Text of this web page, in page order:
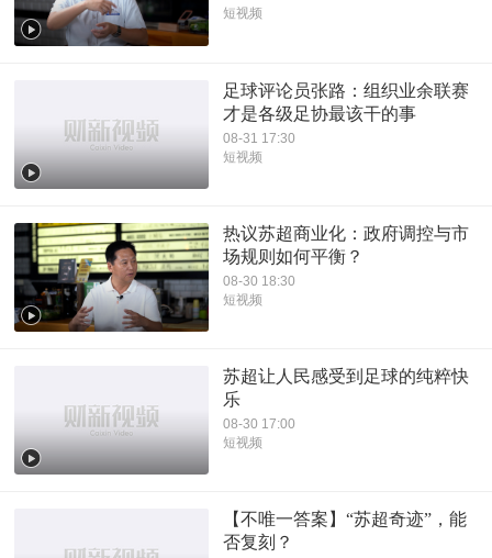
短视频
足球评论员张路：组织业余联赛
才是各级足协最该干的事
08-31 17:30
短视频
热议苏超商业化：政府调控与市
场规则如何平衡？
08-30 18:30
短视频
苏超让人民感受到足球的纯粹快
乐
08-30 17:00
短视频
【不唯一答案】“苏超奇迹”，能
否复刻？